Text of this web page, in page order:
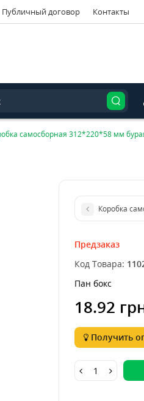
Публичный договор Контакты
самосборная 312*220*58 мм
Предзаказ
Код Товара:
Пан бокс
18.92
Получить